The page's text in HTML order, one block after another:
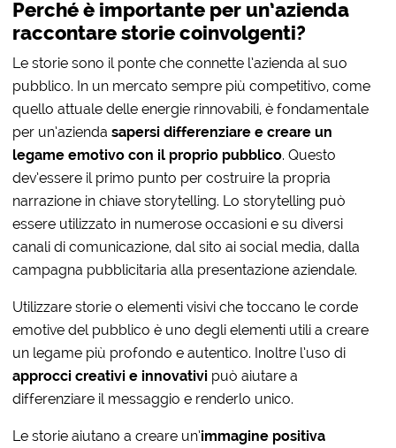
Perché è importante per un’azienda
raccontare storie coinvolgenti?
Le storie sono il ponte che connette l’azienda al suo
pubblico. In un mercato sempre più competitivo, come
quello attuale delle energie rinnovabili, è fondamentale
per un’aziendasapersi differenziare e creare un
legame emotivo con il proprio pubblico. Questo
dev’essere il primo punto per costruire la propria
narrazione in chiave storytelling. Lo storytelling può
essere utilizzato in numerose occasioni e su diversi
canali di comunicazione, dal sito ai social media, dalla
campagna pubblicitaria alla presentazione aziendale.
Utilizzare storie o elementi visivi che toccano le corde
emotive del pubblico è uno degli elementi utili a creare
un legame più profondo e autentico. Inoltre l’uso di
approcci creativi e innovativi può aiutare a
differenziare il messaggio e renderlo unico.
Le storie aiutano a creare un’immagine positiva